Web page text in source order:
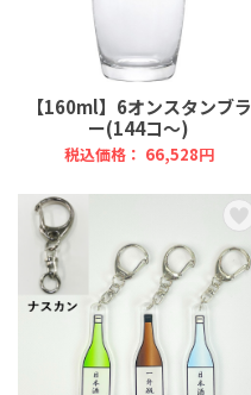
【160ml】6オンスタンブラ
ー(144コ～)
税込価格： 66,528円